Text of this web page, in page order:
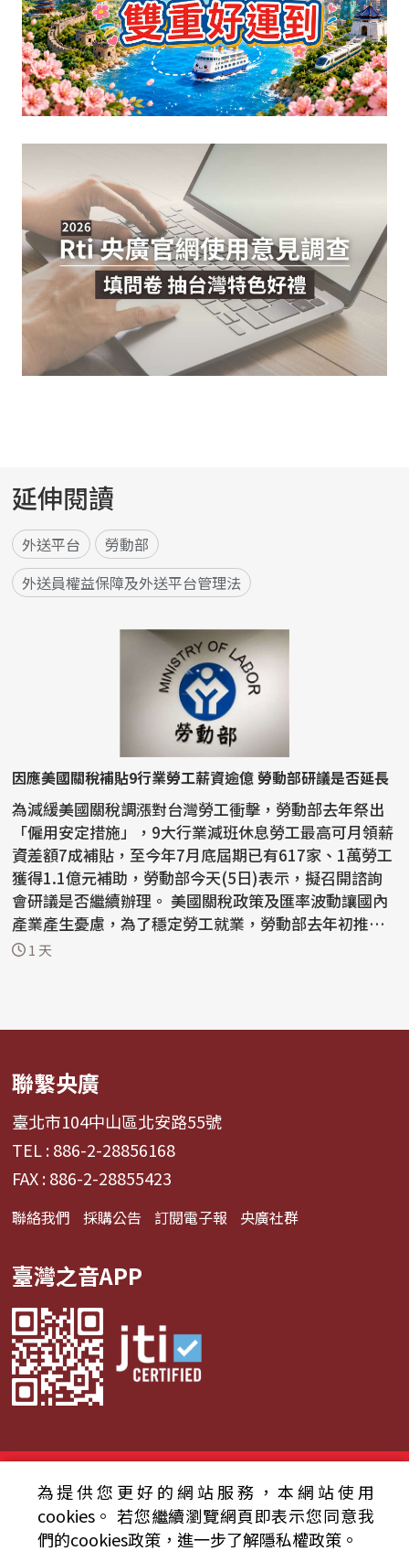
延伸閱讀
外送平台
勞動部
外送員權益保障及外送平台管理法
因應美國關稅補貼9行業勞工薪資逾億 勞動部研議是否延長
為減緩美國關稅調漲對台灣勞工衝擊，勞動部去年祭出
「僱用安定措施」，9大行業減班休息勞工最高可月領薪
資差額7成補貼，至今年7月底屆期已有617家、1萬勞工
獲得1.1億元補助，勞動部今天(5日)表示，擬召開諮詢
會研議是否繼續辦理。 美國關稅政策及匯率波動讓國內
產業產生憂慮，為了穩定勞工就業，勞動部去年初推動
僱...1 天
聯繫央廣
臺北市104中山區北安路55號
TEL : 886-2-28856168
FAX : 886-2-28855423
聯絡我們 採購公告 訂閱電子報 央廣社群
臺灣之音APP
© 2024財團法人中央廣播電臺 版權所有
資通安全政策聲明
服務條款 隱私權條款
為提供您更好的網站服務，本網站使用
cookies。 若您繼續瀏覽網頁即表示您同意我
們的cookies政策，進一步了解隱私權政策。